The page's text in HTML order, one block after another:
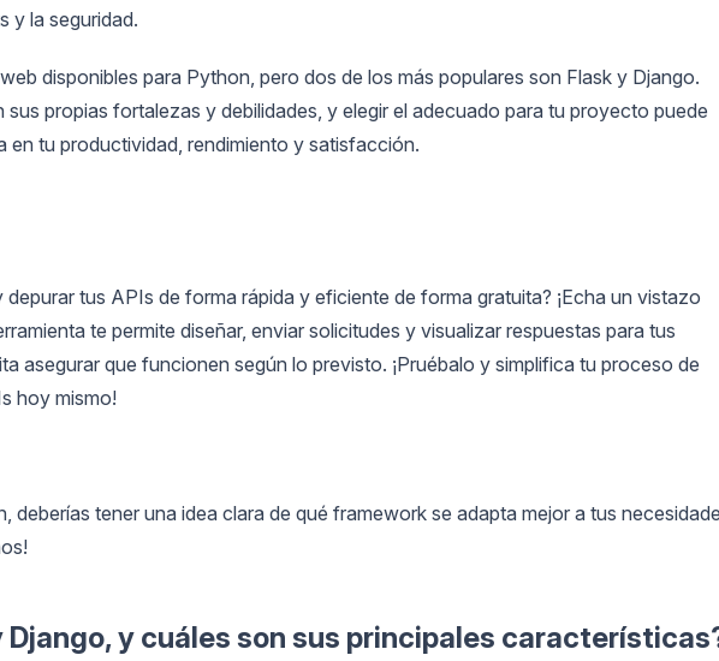
y la seguridad.
disponibles para Python, pero dos de los más populares son Flask y Django.
propias fortalezas y debilidades, y elegir el adecuado para tu proyecto puede
en tu productividad, rendimiento y satisfacción.
depurar tus APIs de forma rápida y eficiente de forma gratuita? ¡Echa un vistazo
te permite diseñar, enviar solicitudes y visualizar respuestas para tus
asegurar que funcionen según lo previsto. ¡Pruébalo y simplifica tu proceso de
hoy mismo!
deberías tener una idea clara de qué framework se adapta mejor a tus
Django, y cuáles son sus principales